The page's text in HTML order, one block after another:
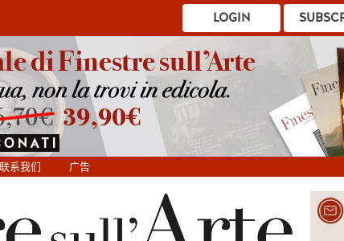
LOGIN
联系我们 广告